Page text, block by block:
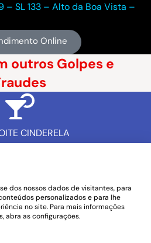
– SL 133 – Alto da Boa Vista –
Online
outros Golpes e
CINDERELA
dos nossos dados de visitantes, para
personalizados e para lhe
no site. Para mais informações
abra as configurações.